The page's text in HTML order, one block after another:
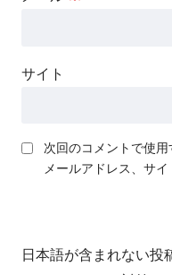
サイト
次回のコメントで使用
メールアドレス、サイ
日本語が含まれない投